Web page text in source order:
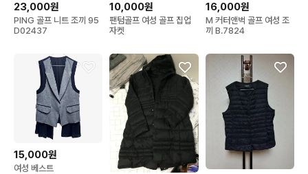
23,000원
PING 골프 니트 조끼 95
D02437
10,000원
팬텀골프 여성 골프 집업
자켓
16,000원
M 커터앤벅 골프 여성 조
끼 B.7824
15,000원
여성 베스트